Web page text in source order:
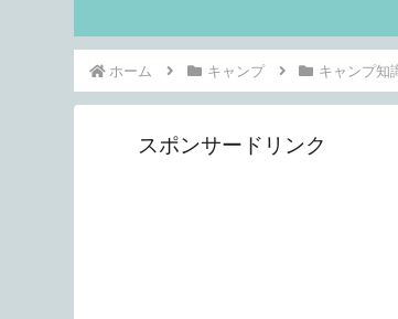
ホーム キャンプ キャンプ知
スポンサードリンク